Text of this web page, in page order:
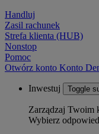
Handluj
Zasil rachunek
Strefa klienta (HUB)
Nonstop
Pomoc
Otwórz konto Konto
Inwestuj Toggle
Zarządzaj Twoim
Wybierz